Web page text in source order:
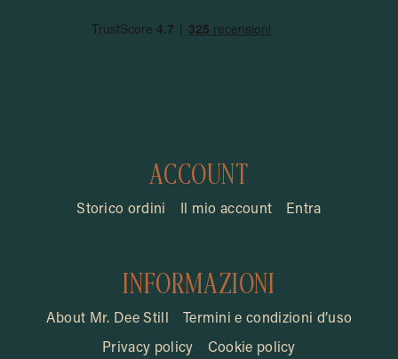
ACCOUNT
Storico ordini Il mio account Entra
INFORMAZIONI
About Mr. Dee Still Termini e condizioni d’uso
Privacy policy Cookie policy